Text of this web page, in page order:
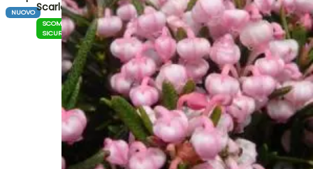
NUOVOScarlet
SCOMMESSA
SICURA